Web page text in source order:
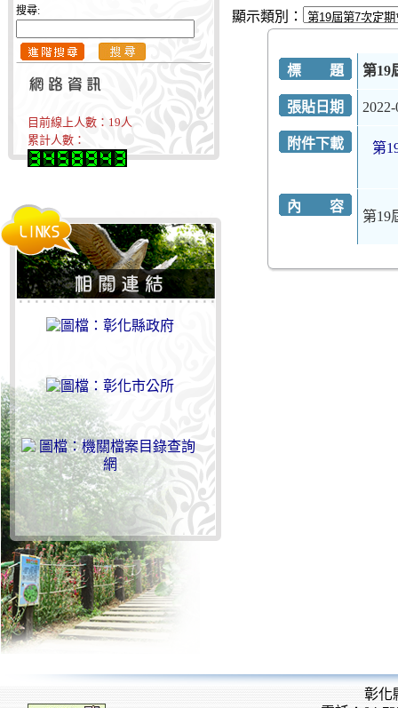
搜尋:
目前線上人數： 19人
累計人數：
顯示類別：
標 題 第19
張貼日期
附件下載 第
內 容
第19
彰化